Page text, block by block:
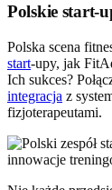
Polskie start-
Polska scena
start-upy, jak
Ich sukces?
integracja z
fizjoterapeutami.